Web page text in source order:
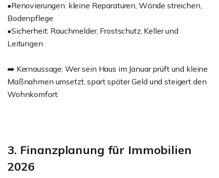
•Renovierungen: kleine Reparaturen, Wände streichen,
Bodenpflege
•Sicherheit: Rauchmelder, Frostschutz, Keller und
Leitungen
➡️ Kernaussage: Wer sein Haus im Januar prüft und kleine
Maßnahmen umsetzt, spart später Geld und steigert den
Wohnkomfort.
3. Finanzplanung für Immobilien
2026